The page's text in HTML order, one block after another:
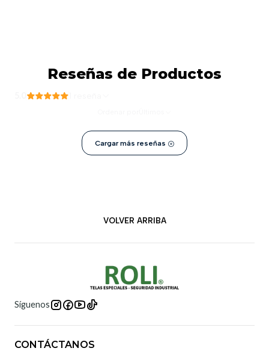
Reseñas de Productos
Cargar más reseñas
VOLVER ARRIBA
Síguenos
CONTÁCTANOS